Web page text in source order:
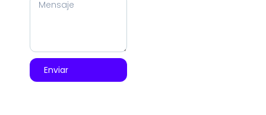
Enviar